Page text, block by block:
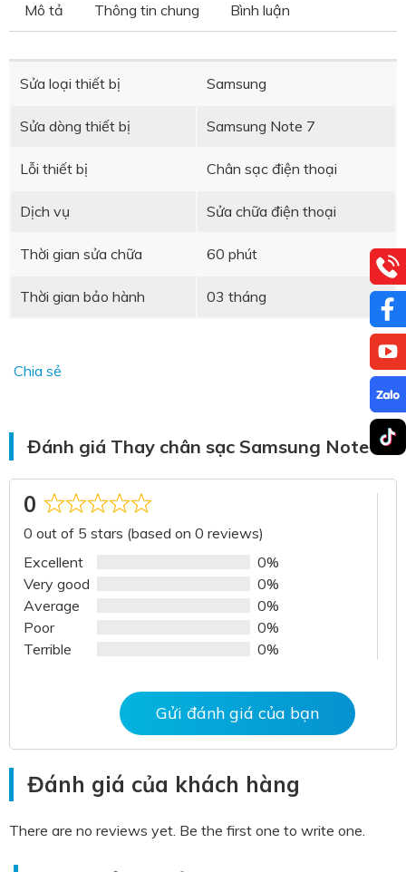
Mô tả Thông tin chung Bình luận
Sửa loại thiết bị Samsung
Sửa dòng thiết bị Samsung Note 7
Lỗi thiết bị Chân sạc điện thoại
Dịch vụ Sửa chữa điện thoại
Thời gian sửa chữa 60 phút
Thời gian bảo hành 03 tháng
Chia sẻ
Đánh giá Thay chân sạc Samsung Note 7
0
Rated
0
out
of
5
0 out of 5 stars (based on 0 reviews)
Excellent
0%
Very good
0%
Average
0%
Poor
0%
Terrible
0%
Gửi đánh giá của bạn
Đánh giá của khách hàng
There are no reviews yet. Be the first one to write one.